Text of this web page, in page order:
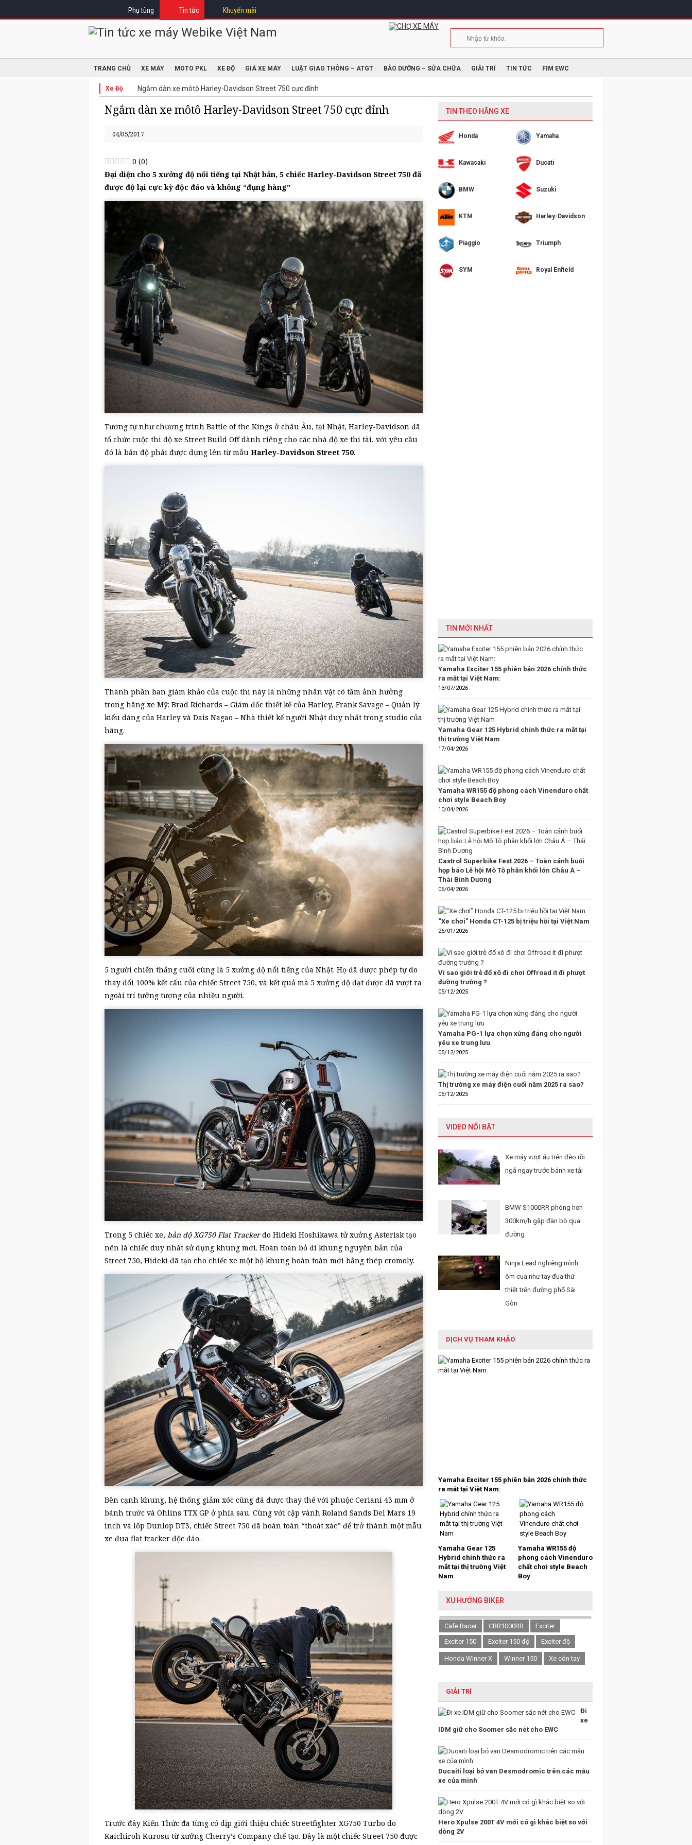
Phụ tùng Tin tức Khuyến mãi
TRANG CHỦ XE MÁY MOTO PKL XE ĐỘ GIÁ XE MÁY LUẬT GIAO THÔNG – ATGT BẢO DƯỠNG – SỬA CHỮA GIẢI TRÍ TIN TỨC FIM EWC
Xe Độ Ngắm dàn xe môtô Harley-Davidson Street 750 cực đỉnh
Ngắm dàn xe môtô Harley-Davidson Street 750 cực đỉnh
04/05/2017
0 (0)
Đại diện cho 5 xưởng độ nổi tiếng tại Nhật bản, 5 chiếc Harley-Davidson Street 750 đã
được độ lại cực kỳ độc đáo và không “đụng hàng”
Tương tự như chương trình Battle of the Kings ở châu Âu, tại Nhật, Harley-Davidson đã
tổ chức cuộc thi độ xe Street Build Off dành riêng cho các nhà độ xe thi tài, với yêu cầu
đó là bản độ phải được dựng lên từ mẫu Harley-Davidson Street 750.
Thành phần ban giám khảo của cuộc thi này là những nhân vật có tầm ảnh hưởng
trong hãng xe Mỹ: Brad Richards – Giám đốc thiết kế của Harley, Frank Savage – Quản lý
kiểu dáng của Harley và Dais Nagao – Nhà thiết kế người Nhật duy nhất trong studio của
hãng.
5 người chiến thắng cuối cùng là 5 xưởng độ nổi tiếng của Nhật. Họ đã được phép tự do
thay đổi 100% kết cấu của chiếc Street 750, và kết quả mà 5 xưởng độ đạt được đã vượt ra
ngoài trí tưởng tượng của nhiều người.
Trong 5 chiếc xe, bản độ XG750 Flat Trackerdo Hideki Hoshikawa tử xưởng Asterisk tạo
nên là chiếc duy nhất sử dụng khung mới. Hoàn toàn bỏ đi khung nguyên bản của
Street 750, Hideki đã tạo cho chiếc xe một bộ khung hoàn toàn mới bằng thép cromoly.
Bên cạnh khung, hệ thống giảm xóc cũng đã được thay thế với phuộc Ceriani 43 mm ở
bánh trước và Ohlins TTX GP ở phía sau. Cùng với cặp vành Roland Sands Del Mars 19
inch và lốp Dunlop DT3, chiếc Street 750 đã hoàn toàn “thoát xác” để trở thành một mẫu
xe đua flat tracker độc đáo.
Trước đây Kiến Thức đã từng có dịp giới thiệu chiếc Streetfighter XG750 Turbo do
Kaichiroh Kurosu từ xưởng Cherry’s Company chế tạo. Đây là một chiếc Street 750 được
TIN THEO HÃNG XE
Honda Yamaha
Kawasaki Ducati
BMW Suzuki
KTM Harley-Davidson
Piaggio Triumph
SYM Royal Enfield
TIN MỚI NHẤT
Yamaha Exciter 155 phiên bản 2026 chính thức
ra mắt tại Việt Nam:
13/07/2026
Yamaha Gear 125 Hybrid chính thức ra mắt tại
thị trường Việt Nam
17/04/2026
Yamaha WR155 độ phong cách Vinenduro chất
chơi style Beach Boy
10/04/2026
Castrol Superbike Fest 2026 – Toàn cảnh buổi
họp báo Lễ hội Mô Tô phân khối lớn Châu Á –
Thái Bình Dương
06/04/2026
“Xe chơi” Honda CT-125 bị triệu hồi tại Việt Nam
26/01/2026
Vì sao giới trẻ đổ xô đi chơi Offroad ít đi phượt
đường trường ?
05/12/2025
Yamaha PG-1 lựa chọn xứng đáng cho người
yêu xe trung lưu
05/12/2025
Thị trường xe máy điện cuối năm 2025 ra sao?
05/12/2025
VIDEO NỔI BẬT
Xe máy vượt ẩu trên đèo rồi
ngã ngay trước bánh xe tải
BMW S1000RR phóng hơn
300km/h gặp đàn bò qua
đường
Ninja Lead nghiêng mình
ôm cua như tay đua thứ
thiệt trên đường phố Sài
Gòn
DỊCH VỤ THAM KHẢO
Yamaha Exciter 155 phiên bản 2026 chính thức
ra mắt tại Việt Nam:
Yamaha Gear 125
Hybrid chính thức ra
mắt tại thị trường Việt
Nam
Yamaha WR155 độ
phong cách Vinenduro
chất chơi style Beach
Boy
XU HƯỚNG BIKER
Cafe Racer CBR1000RR
Exciter
Exciter 150
Exciter 150 độ Exciter độ
Honda Winner X Winner 150 Xe côn tay
GIẢI TRÍ
Đi
xe
IDM giữ cho Soomer sắc nét cho EWC
Ducaiti loại bỏ van Desmodromic trên các mẫu
xe của mình
Hero Xpulse 200T 4V mới có gì khác biệt so với
dòng 2V